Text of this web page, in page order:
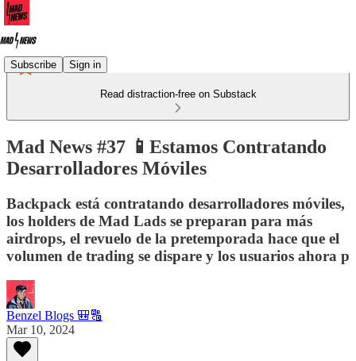
Subscribe Sign in
Read distraction-free on Substack
Mad News #37 📱Estamos Contratando
Desarrolladores Móviles
Backpack está contratando desarrolladores móviles,
los holders de Mad Lads se preparan para más
airdrops, el revuelo de la pretemporada hace que el
volumen de trading se dispare y los usuarios ahora p
Benzel Blogs 🎒🔠
Mar 10, 2024